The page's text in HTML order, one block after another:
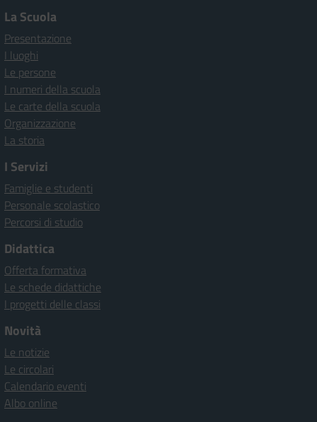
La Scuola
Presentazione
I luoghi
Le persone
I numeri della scuola
Le carte della scuola
Organizzazione
La storia
I Servizi
Famiglie e studenti
Personale scolastico
Percorsi di studio
Didattica
Offerta formativa
Le schede didattiche
I progetti delle classi
Novità
Le notizie
Le circolari
Calendario eventi
Albo online